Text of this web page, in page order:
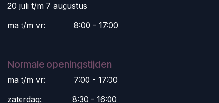
20 juli t/m 7 augustus:
ma t/m vr:
​8:00 - 17:00
Normale openingstijden
ma t/m vr:
​7:00 - 17:00
zaterdag:
​8:30 - 16:00